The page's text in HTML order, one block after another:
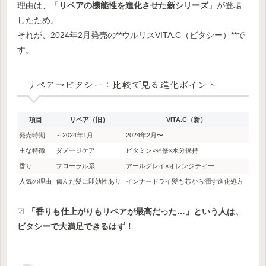
理由は、「 リペアの機能性を進化させた新シリーズ」が登場
したため。
それが、2024年2月発売の**ウルリスVITA.C（ビタシー）**で
す。
リペア→ビタシー：比較で見る進化ポイント
項目 リペア（旧） VITA.C（新）
発売時期 ～2024年1月 2024年2月〜
主な特徴 ダメージケア ビタミン×補修×水分保持
香り フローラル系 アールグレイ×オレンジティー
人気の理由 傷んだ髪に即効性あり インナードライ髪も芯から潤す進化処方
☑
「香りも仕上がりもリペアが最高だった…」という人は、
ビタシーで大満足できるはず！